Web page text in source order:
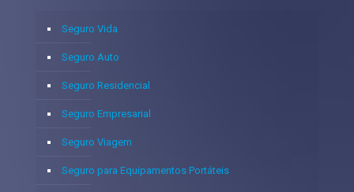
Seguro Vida
Seguro Auto
Seguro Residencial
Seguro Empresarial
Seguro Viagem
Seguro para Equipamentos Portáteis